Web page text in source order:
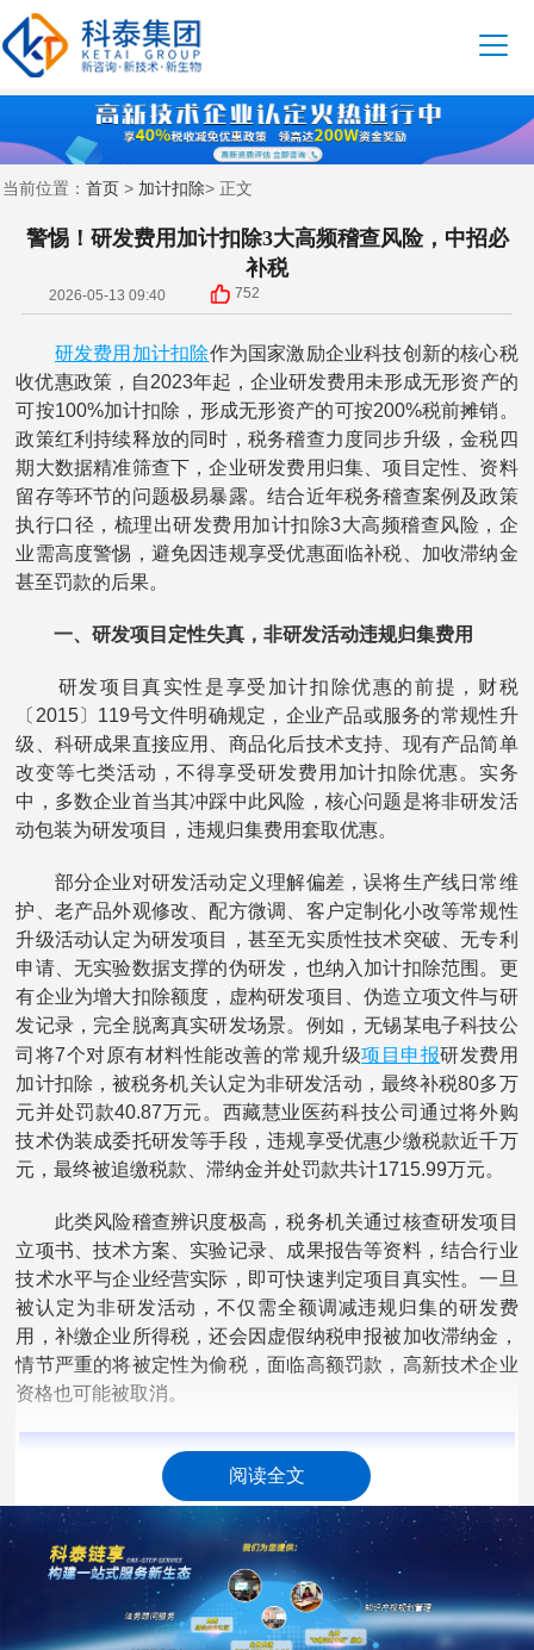
当前位置： 首页 > 加计扣除> 正文
警惕！研发费用加计扣除3大高频稽查风险，中招必
补税
2026-05-13 09:40 752
研发费用加计扣除作为国家激励企业科技创新的核心税
收优惠政策，自2023年起，企业研发费用未形成无形资产的
可按100%加计扣除，形成无形资产的可按200%税前摊销。
政策红利持续释放的同时，税务稽查力度同步升级，金税四
期大数据精准筛查下，企业研发费用归集、项目定性、资料
留存等环节的问题极易暴露。结合近年税务稽查案例及政策
执行口径，梳理出研发费用加计扣除3大高频稽查风险，企
业需高度警惕，避免因违规享受优惠面临补税、加收滞纳金
甚至罚款的后果。
一、研发项目定性失真，非研发活动违规归集费用
研发项目真实性是享受加计扣除优惠的前提，财税
〔2015〕119号文件明确规定，企业产品或服务的常规性升
级、科研成果直接应用、商品化后技术支持、现有产品简单
改变等七类活动，不得享受研发费用加计扣除优惠。实务
中，多数企业首当其冲踩中此风险，核心问题是将非研发活
动包装为研发项目，违规归集费用套取优惠。
部分企业对研发活动定义理解偏差，误将生产线日常维
护、老产品外观修改、配方微调、客户定制化小改等常规性
升级活动认定为研发项目，甚至无实质性技术突破、无专利
申请、无实验数据支撑的伪研发，也纳入加计扣除范围。更
有企业为增大扣除额度，虚构研发项目、伪造立项文件与研
发记录，完全脱离真实研发场景。例如，无锡某电子科技公
司将7个对原有材料性能改善的常规升级项目申报研发费用
加计扣除，被税务机关认定为非研发活动，最终补税80多万
元并处罚款40.87万元。西藏慧业医药科技公司通过将外购
技术伪装成委托研发等手段，违规享受优惠少缴税款近千万
元，最终被追缴税款、滞纳金并处罚款共计1715.99万元。
此类风险稽查辨识度极高，税务机关通过核查研发项目
立项书、技术方案、实验记录、成果报告等资料，结合行业
技术水平与企业经营实际，即可快速判定项目真实性。一旦
被认定为非研发活动，不仅需全额调减违规归集的研发费
用，补缴企业所得税，还会因虚假纳税申报被加收滞纳金，
情节严重的将被定性为偷税，面临高额罚款，高新技术企业
资格也可能被取消。
阅读全文